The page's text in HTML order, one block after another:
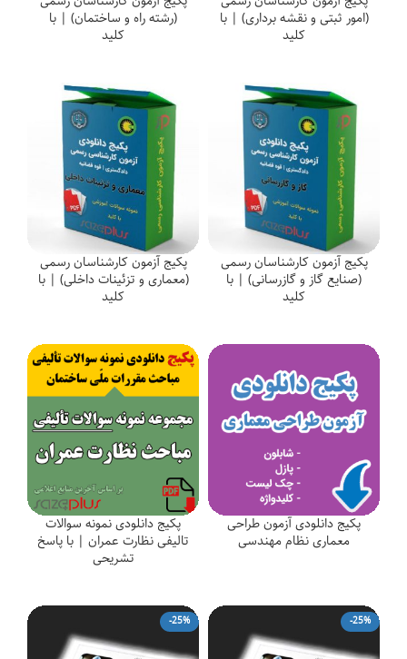
(امور ثبتی و نقشه برداری) | با
کلید
(رشته راه و ساختمان) | با
کلید
پکیج آزمون کارشناسان رسمی
(صنایع گاز و گازرسانی) | با
کلید
پکیج آزمون کارشناسان رسمی
(معماری و تزئینات داخلی) | با
کلید
پکیج دانلودی آزمون طراحی
معماری نظام مهندسی
پکیج دانلودی نمونه سوالات
تالیفی نظارت عمران | با پاسخ
تشریحی
-25%
-25%